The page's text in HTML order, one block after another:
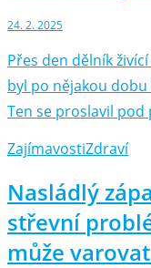
24. 2. 2025
Přes den dělník
byl po nějakou
Ten se proslavil pod
ZajímavostiZdraví
Nasládlý
střevní
může